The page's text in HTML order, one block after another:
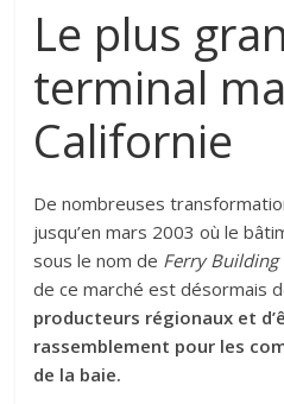
Le plus
terminal
Californie
De nombreuses
jusqu’en mars 2003 où le
sous le nom de Ferry Building
de ce marché est désormais
producteurs régionaux et
rassemblement pour les
de la baie.